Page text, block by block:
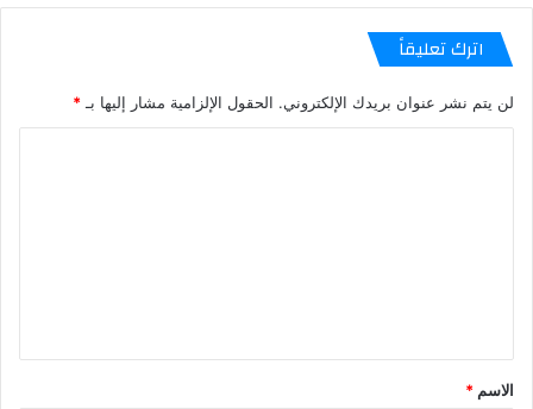
اترك تعليقاً
لن يتم نشر عنوان بريدك الإلكتروني. الحقول الإلزامية مشار إليها بـ*
الاسم *